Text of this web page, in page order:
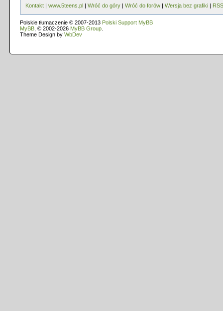
Kontakt | www.5teens.pl | Wróć do góry | Wróć do forów | Wersja bez grafiki | RSS
Polskie tłumaczenie © 2007-2013 Polski Support MyBB
MyBB , © 2002-2026 MyBB Group
Theme Design by WbDev